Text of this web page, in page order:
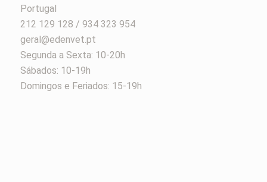
Portugal
212 129 128 / 934 323 954
geral@edenvet.pt
Segunda a Sexta: 10-20h
Sábados: 10-19h
Domingos e Feriados: 15-19h